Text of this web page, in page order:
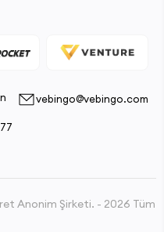
vebingo@vebingo.com
Anonim Şirketi. - 2026 Tüm